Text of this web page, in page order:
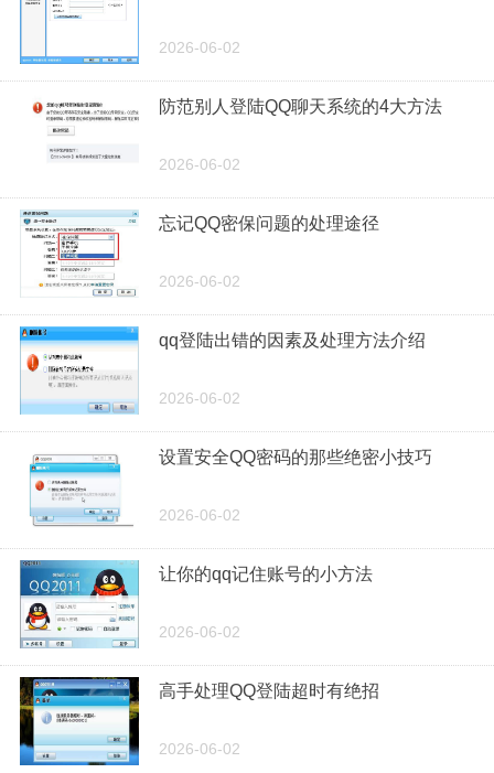
2026-06-02
防范别人登陆QQ聊天系统的4大方法
2026-06-02
忘记QQ密保问题的处理途径
2026-06-02
qq登陆出错的因素及处理方法介绍
2026-06-02
设置安全QQ密码的那些绝密小技巧
2026-06-02
让你的qq记住账号的小方法
2026-06-02
高手处理QQ登陆超时有绝招
2026-06-02